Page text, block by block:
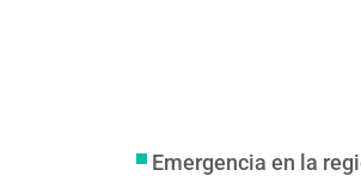
Emergencia en la